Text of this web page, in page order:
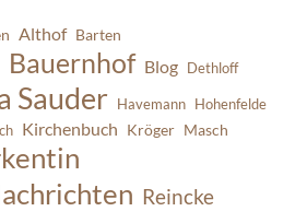
Althof Barten
Bauernhof Blog Dethloff
Sauder Havemann Hohenfelde
Kirchenbuch Kröger Masch
Reincke